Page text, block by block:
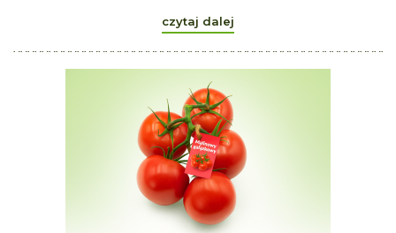
czytaj dalej